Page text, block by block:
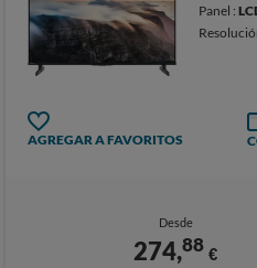
Panel :
AGREGAR A FAVORITOS
Desde
274,88 €